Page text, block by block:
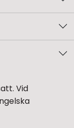
Vid